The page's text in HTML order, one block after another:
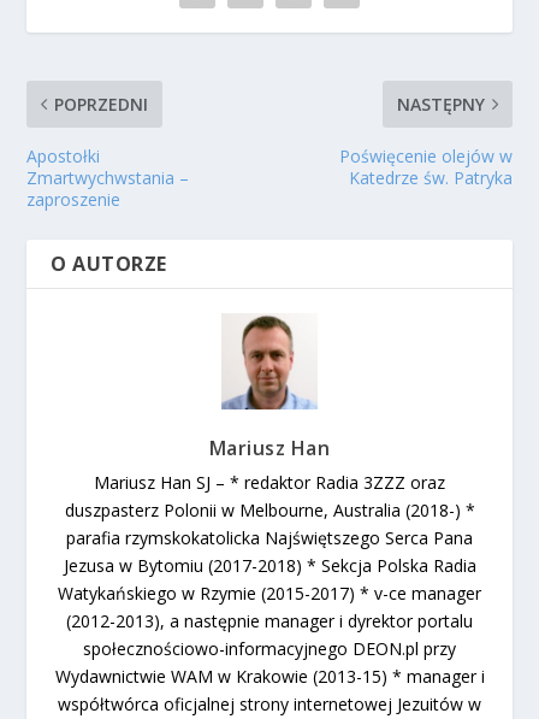
POPRZEDNI
Apostołki
Zmartwychwstania –
zaproszenie
NASTĘPNY
Poświęcenie olejów w
Katedrze św. Patryka
O AUTORZE
Mariusz Han
Mariusz Han SJ – * redaktor Radia 3ZZZ oraz
duszpasterz Polonii w Melbourne, Australia (2018-) *
parafia rzymskokatolicka Najświętszego Serca Pana
Jezusa w Bytomiu (2017-2018) * Sekcja Polska Radia
Watykańskiego w Rzymie (2015-2017) * v-ce manager
(2012-2013), a następnie manager i dyrektor portalu
społecznościowo-informacyjnego DEON.pl przy
Wydawnictwie WAM w Krakowie (2013-15) * manager i
współtwórca oficjalnej strony internetowej Jezuitów w